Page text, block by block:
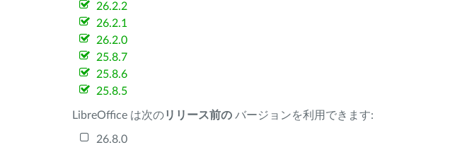
26.2.2
26.2.1
26.2.0
25.8.7
25.8.6
25.8.5
LibreOffice は次のリリース前の バージョンを利用できます:
26.8.0